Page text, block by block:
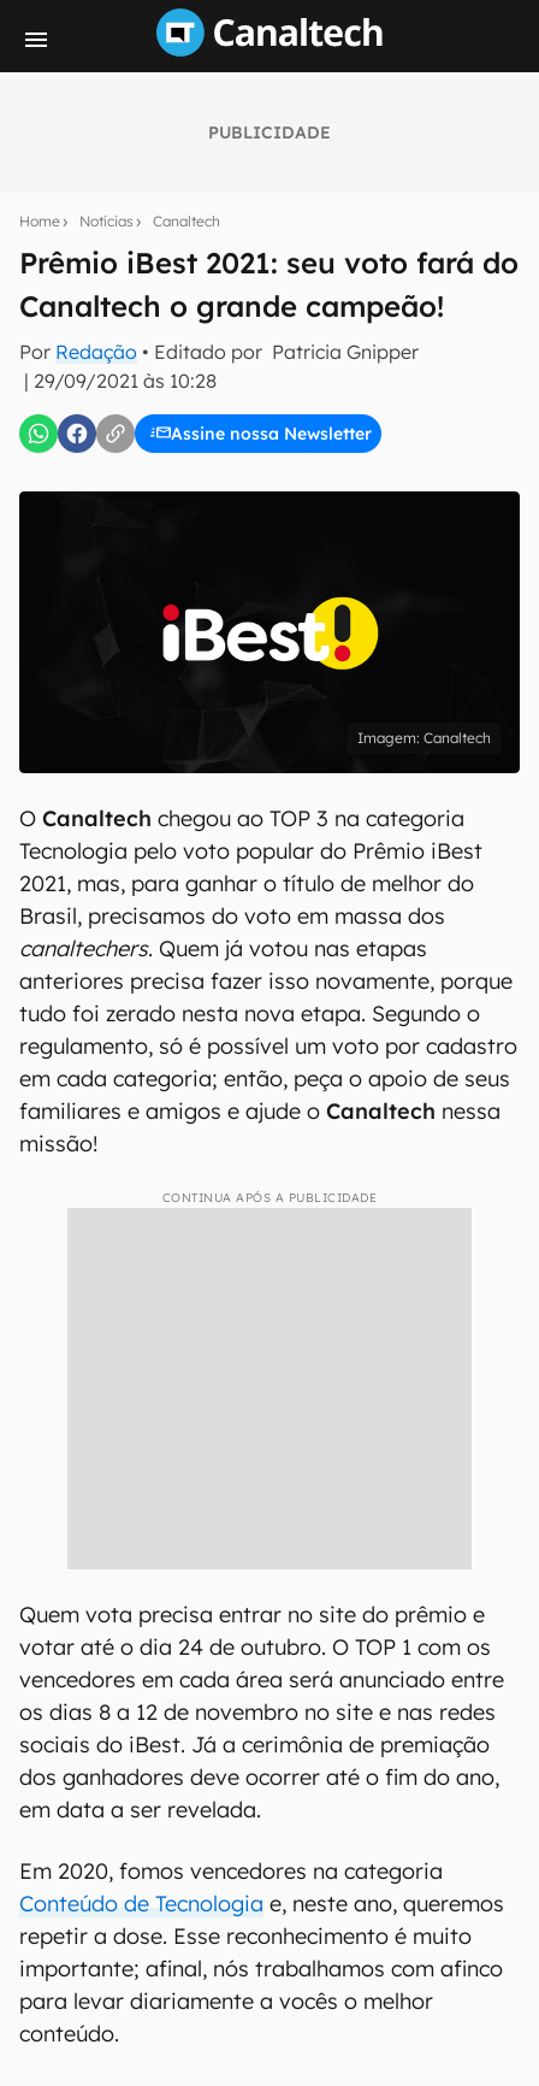
PUBLICIDADE
Home Notícias Canaltech
Prêmio iBest 2021: seu voto fará do
Canaltech o grande campeão!
Por Redação • Editado por Patricia Gnipper
| 29/09/2021 às 10:28
Assine nossa Newsletter
notícias e reviews sobre tecnologia em primeira
mão.
E-mail
Canaltech
O Canaltech chegou ao TOP 3 na categoria
Tecnologia pelo voto popular do Prêmio iBest
2021, mas, para ganhar o título de melhor do
Brasil, precisamos do voto em massa dos
canaltechers. Quem já votou nas etapas
anteriores precisa fazer isso novamente, porque
tudo foi zerado nesta nova etapa. Segundo o
regulamento, só é possível um voto por cadastro
em cada categoria; então, peça o apoio de seus
familiares e amigos e ajude o Canaltech nessa
missão!
CONTINUA APÓS A PUBLICIDADE
Quem vota precisa entrar no site do prêmio e
votar até o dia 24 de outubro. O TOP 1 com os
vencedores em cada área será anunciado entre
os dias 8 a 12 de novembro no site e nas redes
sociais do iBest. Já a cerimônia de premiação
dos ganhadores deve ocorrer até o fim do ano,
em data a ser revelada.
Em 2020, fomos vencedores na categoria
Conteúdo de Tecnologia e, neste ano, queremos
repetir a dose. Esse reconhecimento é muito
importante; afinal, nós trabalhamos com afinco
para levar diariamente a vocês o melhor
conteúdo.